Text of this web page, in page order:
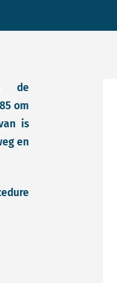
de
om
is
en